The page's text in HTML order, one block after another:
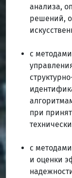
анализа,
решений,
с
при
с
и оценки